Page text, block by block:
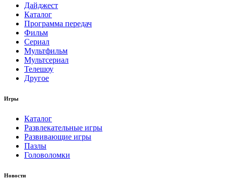
Дайджест
Каталог
Программа передач
Фильм
Сериал
Мультфильм
Мультсериал
Телешоу
Другое
Игры
Каталог
Развлекательные игры
Развивающие игры
Пазлы
Головоломки
Новости